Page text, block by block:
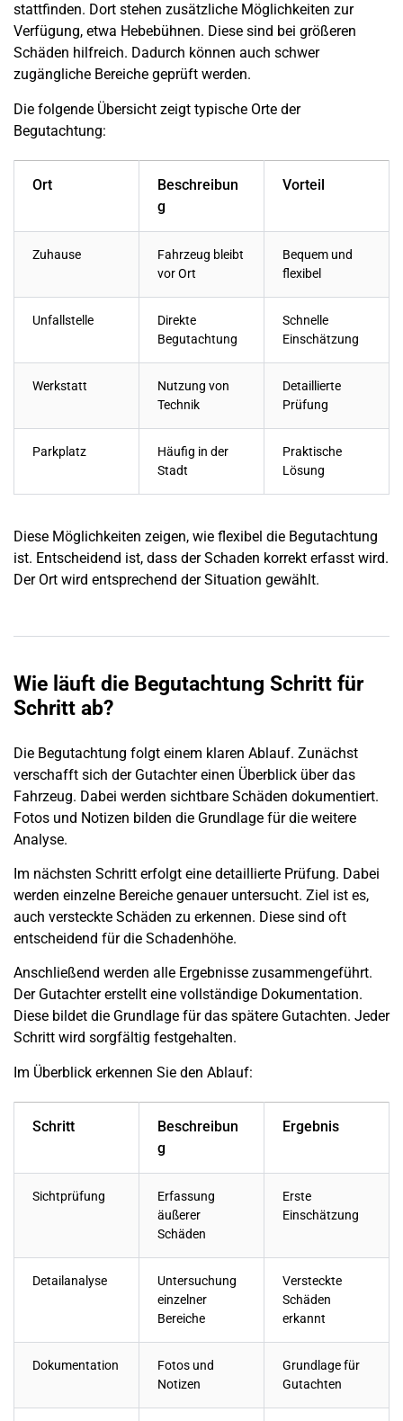
stattfinden. Dort stehen zusätzliche Möglichkeiten zur
Verfügung, etwa Hebebühnen. Diese sind bei größeren
Schäden hilfreich. Dadurch können auch schwer
zugängliche Bereiche geprüft werden.
Die folgende Übersicht zeigt typische Orte der
Begutachtung:
Ort
Beschreibun
g
Vorteil
Zuhause
Fahrzeug bleibt
vor Ort
Bequem und
flexibel
Unfallstelle
Direkte
Begutachtung
Schnelle
Einschätzung
Werkstatt
Nutzung von
Technik
Detaillierte
Prüfung
Parkplatz
Häufig in der
Stadt
Praktische
Lösung
Diese Möglichkeiten zeigen, wie flexibel die Begutachtung
ist. Entscheidend ist, dass derSchaden korrekt erfasst wird.
Der Ort wird entsprechend der Situation gewählt.
Wie läuft die Begutachtung Schritt für
Schritt ab?
Die Begutachtung folgt einem klaren Ablauf. Zunächst
verschafft sich der Gutachter einen Überblick über das
Fahrzeug. Dabei werden sichtbare Schäden dokumentiert.
Fotos und Notizen bilden die Grundlage für die weitere
Analyse.
Im nächsten Schritt erfolgt eine detaillierte Prüfung. Dabei
werden einzelne Bereiche genauer untersucht. Ziel ist es,
auch versteckte Schäden zu erkennen. Diese sind oft
entscheidend für die Schadenhöhe.
Anschließend werden alle Ergebnisse zusammengeführt.
Der Gutachter erstellt eine vollständige Dokumentation.
Diese bildet die Grundlage für das spätere Gutachten. Jeder
Schritt wird sorgfältig festgehalten.
Im Überblick erkennen Sie den Ablauf:
Schritt
Beschreibun
g
Ergebnis
Sichtprüfung
Erfassung
äußerer
Schäden
Erste
Einschätzung
Detailanalyse
Untersuchung
einzelner
Bereiche
Versteckte
Schäden
erkannt
Dokumentation
Fotos und
Notizen
Grundlage für
Gutachten